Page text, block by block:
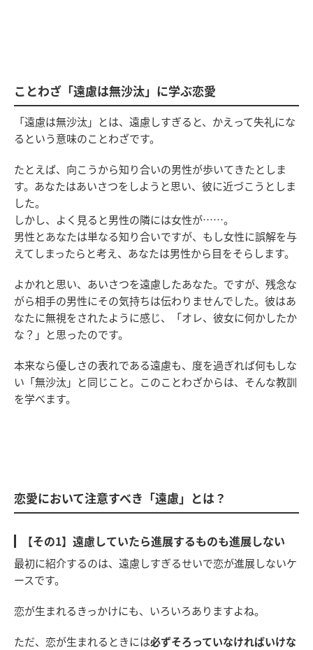
ことわざ「遠慮は無沙汰」に学ぶ恋愛
「遠慮は無沙汰」とは、遠慮しすぎると、かえって失礼にな
るという意味のことわざです。
たとえば、向こうから知り合いの男性が歩いてきたとしま
す。あなたはあいさつをしようと思い、彼に近づこうとしま
した。
しかし、よく見ると男性の隣には女性が……。
男性とあなたは単なる知り合いですが、もし女性に誤解を与
えてしまったらと考え、あなたは男性から目をそらします。
よかれと思い、あいさつを遠慮したあなた。ですが、残念な
がら相手の男性にその気持ちは伝わりませんでした。彼はあ
なたに無視をされたように感じ、「オレ、彼女に何かしたか
な？」と思ったのです。
本来なら優しさの表れである遠慮も、度を過ぎれば何もしな
い「無沙汰」と同じこと。このことわざからは、そんな教訓
を学べます。
恋愛において注意すべき「遠慮」とは？
【その1】遠慮していたら進展するものも進展しない
最初に紹介するのは、遠慮しすぎるせいで恋が進展しないケ
ースです。
恋が生まれるきっかけにも、いろいろありますよね。
ただ、恋が生まれるときには必ずそろっていなければいけな